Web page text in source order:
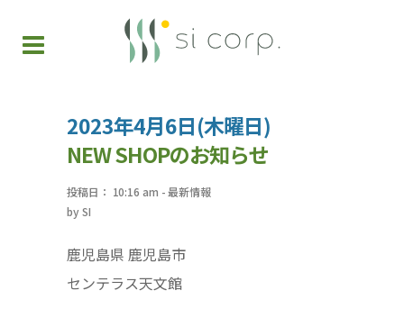
2023年4月6日(木曜日)
NEW SHOPのお知らせ
投稿日： 10:16 am -最新情報
bySI
鹿児島県 鹿児島市
センテラス天文館